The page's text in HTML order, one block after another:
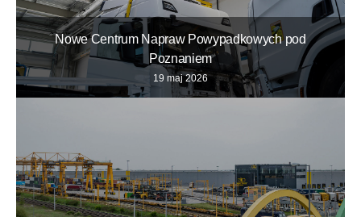
Nowe Centrum Napraw Powypadkowych pod
Poznaniem
19 maj 2026